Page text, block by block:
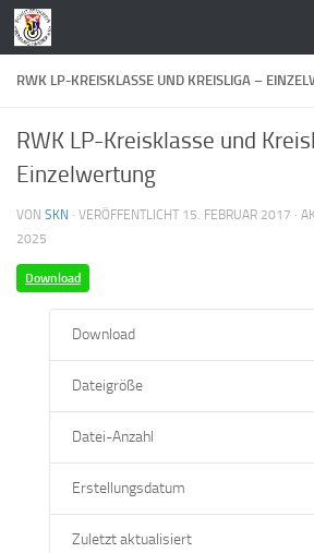
Zum Inhalt springen
RWK LP-KREISKLASSE UND KREISLIGA –
RWK LP-Kreisklasse und
Einzelwertung
VON SKN · VERÖFFENTLICHT 15. FEBRUAR 2017 ·
2025
Download
Download
Dateigröße
Datei-Anzahl
Erstellungsdatum
Zuletzt aktualisiert